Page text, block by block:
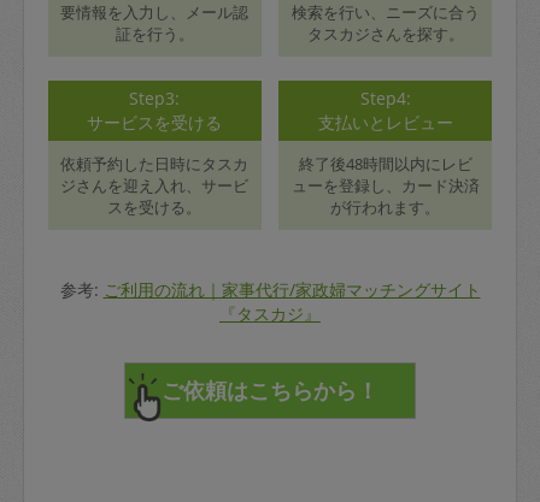
要情報を入力し、メール認
証を行う。
検索を行い、ニーズに合う
タスカジさんを探す。
Step3:
サービスを受ける
依頼予約した日時にタスカ
ジさんを迎え入れ、サービ
スを受ける。
Step4:
支払いとレビュー
終了後48時間以内にレビ
ューを登録し、カード決済
が行われます。
参考: ご利用の流れ｜家事代行/家政婦マッチングサイト
『タスカジ』